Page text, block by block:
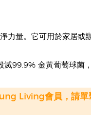
力量。它可用於家居或
99.9% 金黃葡萄球菌
Living會員，請單